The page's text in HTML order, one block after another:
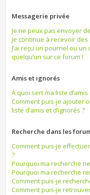
Messagerie privée
Je ne peux pas envoyer
Je continue à recevoir
J’ai reçu un pourriel ou
quelqu’un sur ce forum !
Amis et ignorés
À quoi sert ma liste d’amis
Comment puis-je ajouter
liste d’amis et d’ignorés ?
Recherche dans les
Comment puis-je
?
Pourquoi ma recherche
Pourquoi ma recherche
Comment puis-je
Comment puis-je